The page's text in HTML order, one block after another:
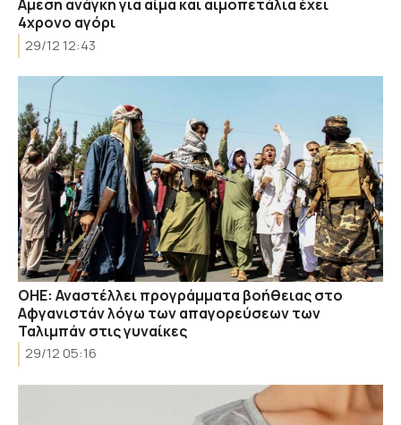
Aμεση ανάγκη για αίμα και αιμοπετάλια έχει
4χρονο αγόρι
29/12 12:43
ΟΗΕ: Αναστέλλει προγράμματα βοήθειας στο
Αφγανιστάν λόγω των απαγορεύσεων των
Ταλιμπάν στις γυναίκες
29/12 05:16